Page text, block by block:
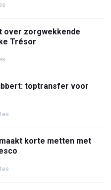
over zorgwekkende
Trésor
toptransfer voor
korte metten met